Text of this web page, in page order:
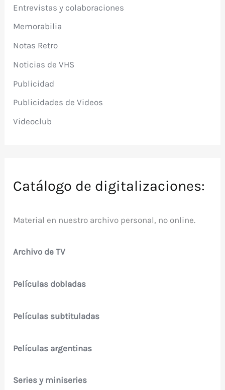
Entrevistas y colaboraciones
Memorabilia
Notas Retro
Noticias de VHS
Publicidad
Publicidades de Videos
Videoclub
Catálogo de digitalizaciones:
Material en nuestro archivo personal, no online.
Archivo de TV
Películas dobladas
Películas subtituladas
Películas argentinas
Series y miniseries